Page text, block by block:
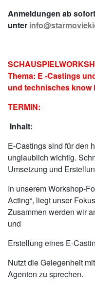
Anmeldungen ab
unter
Thema: E -Castings
und technisches know
TERMIN:
Inhalt:
E-Castings sind für den
unglaublich wichtig.
Umsetzung und
In unserem Workshop-
Acting“, liegt unser
Zusammen werden wir
und
Erstellung eines E-
Nutzt die Gelegenheit
Agenten zu sprechen.